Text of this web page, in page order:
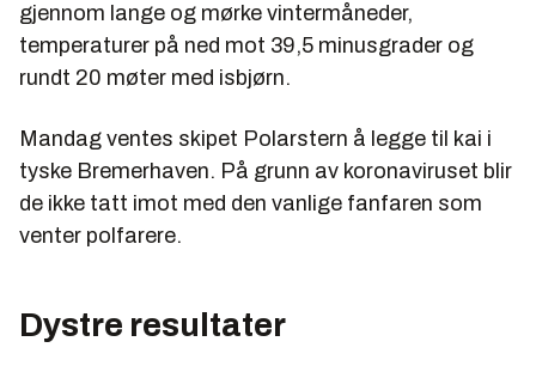
gjennom lange og mørke vintermåneder,
temperaturer på ned mot 39,5 minusgrader og
rundt 20 møter med isbjørn.
Mandag ventes skipet Polarstern å legge til kai i
tyske Bremerhaven. På grunn av koronaviruset blir
de ikke tatt imot med den vanlige fanfaren som
venter polfarere.
Dystre resultater